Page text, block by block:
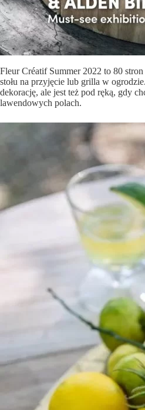
Fleur Créatif Summer 2022 to 80
stołu na przyjęcie lub grilla w
dekorację, ale jest też pod ręką, gdy
lawendowych polach.